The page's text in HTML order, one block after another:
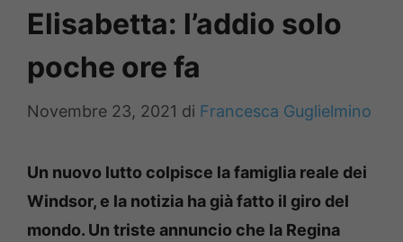
Elisabetta: l’addio solo
poche ore fa
Novembre 23, 2021 di Francesca Guglielmino
Un nuovo lutto colpisce la famiglia reale dei
Windsor, e la notizia ha già fatto il giro del
mondo. Un triste annuncio che la Regina